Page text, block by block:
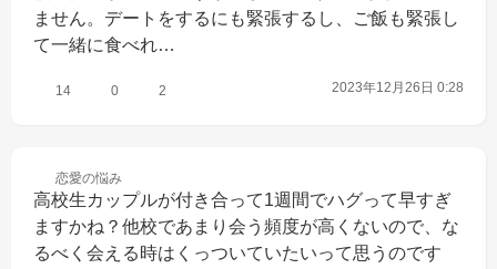
ません。デートをするにも緊張するし、ご飯も緊張し
て一緒に食べれ…
14 0 2 2023年12月26日 0:28
恋愛の悩み
高校生カップルが付き合って1週間でハグって早すぎ
ますかね？他校であまり会う頻度が高くないので、な
るべく会える時はくっついていたいって思うのです